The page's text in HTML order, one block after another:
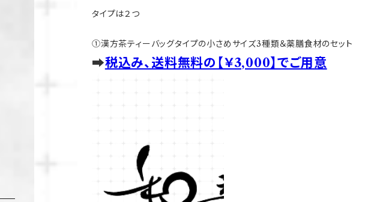
タイプは２つ
①漢方茶ティーバッグタイプの小さめサイズ3種類＆薬膳食材のセット
➡税込み、送料無料の【￥3,000】でご用意